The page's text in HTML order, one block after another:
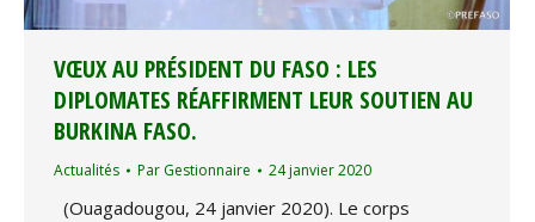
VŒUX AU PRÉSIDENT DU FASO : LES
DIPLOMATES RÉAFFIRMENT LEUR SOUTIEN AU
BURKINA FASO.
Actualités Par Gestionnaire 24 janvier 2020
(Ouagadougou, 24 janvier 2020). Le corps